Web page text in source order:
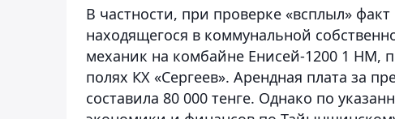
В частности, при проверке «всплыл»
находящегося в коммунальной
механик на комбайне Енисей-1200 1 НМ,
полях КХ «Сергеев». Арендная плата за
составила 80 000 тенге. Однако по